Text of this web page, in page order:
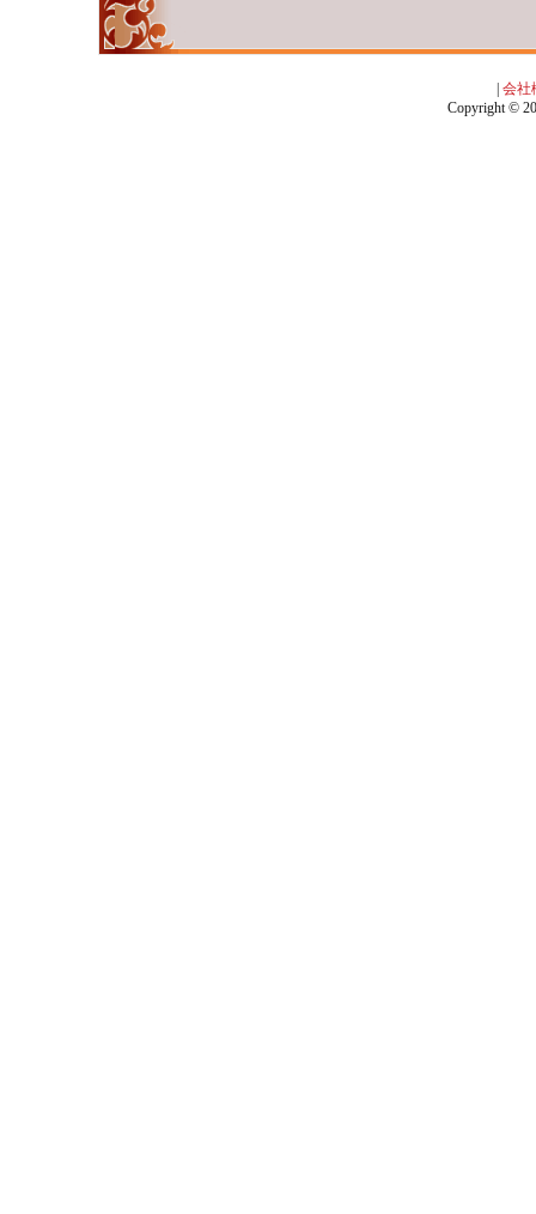
会社
Copyright ©